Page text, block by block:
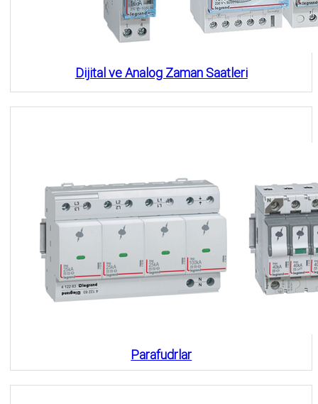
Dijital ve Analog Zaman Saatleri
Parafudrlar